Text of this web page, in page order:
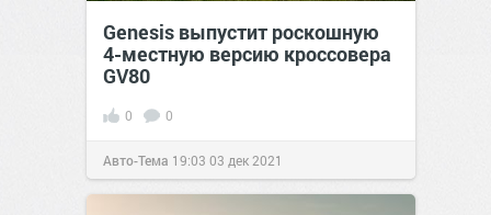
Genesis выпустит роскошную
4-местную версию кроссовера
GV80
0 0
Авто-Тема 19:03 03 дек 2021